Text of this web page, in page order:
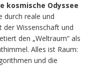
kosmische Odyssee
durch reale und
der Wissenschaft und
den „Weltraum“ als
Alles ist Raum:
und die